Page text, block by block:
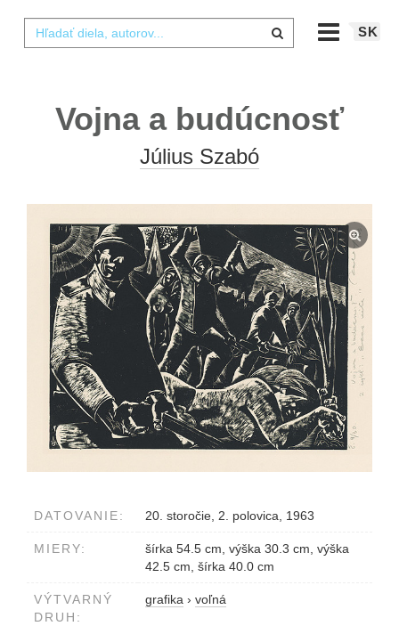
SK
Vojna a budúcnosť
Július Szabó
DATOVANIE: 20. storočie, 2. polovica, 1963
MIERY:
šírka 54.5 cm, výška 30.3 cm, výška
42.5 cm, šírka 40.0 cm
VÝTVARNÝ
DRUH:
grafika › voľná